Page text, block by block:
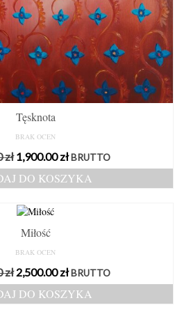
Tęsknota
BRAK OCEN
zł Pierwotna
cena
wynosiła:
1,900.00złAktualna
cena
wynosi:
BRUTTO
DO KOSZYKA
Miłość
BRAK OCEN
zł Pierwotna
cena
wynosiła:
2,500.00złAktualna
cena
wynosi:
BRUTTO
DO KOSZYKA